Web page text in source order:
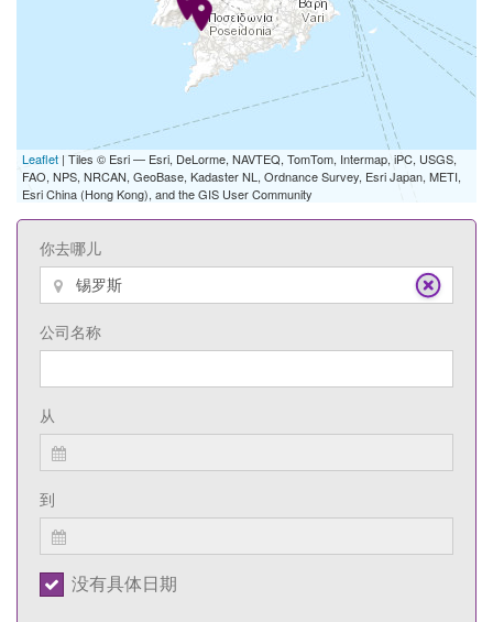
Leaflet | Tiles © Esri — Esri, DeLorme, NAVTEQ, TomTom, Intermap, iPC, USGS,
FAO, NPS, NRCAN, GeoBase, Kadaster NL, Ordnance Survey, Esri Japan, METI,
Esri China (Hong Kong), and the GIS User Community
你去哪儿
公司名称
从
到
没有具体日期